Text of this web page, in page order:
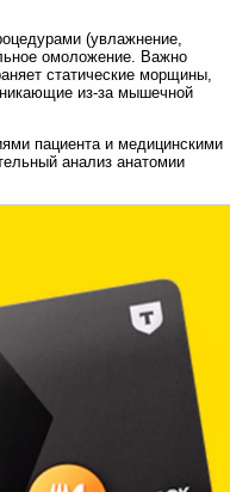
(увлажнение,
омоложение. Важно
статические морщины,
из-за мышечной
пациента и медицинскими
анализ анатомии